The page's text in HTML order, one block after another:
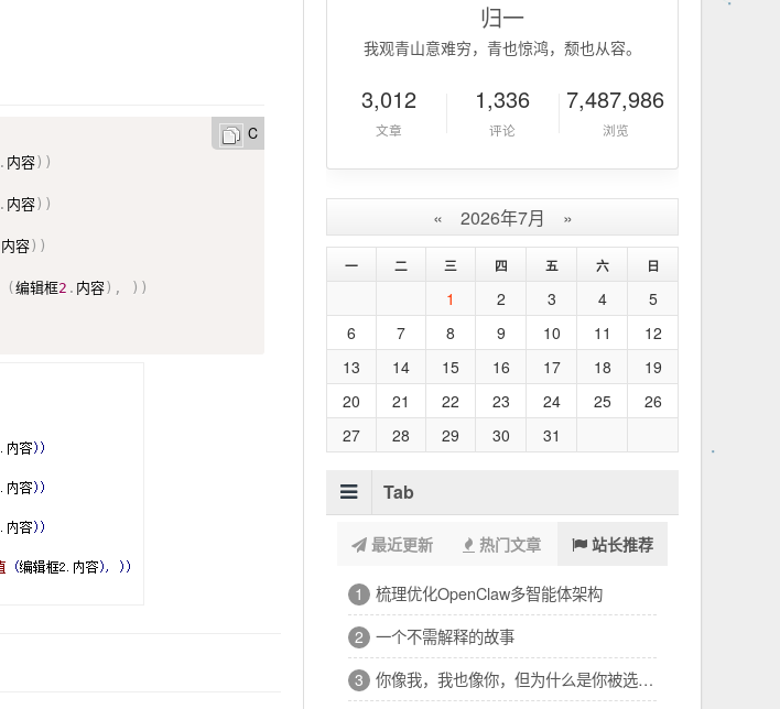
C
. 内容 ) )
. 内容 ) )
内容 ) )
(编辑框2 . 内容 ) , ) )
归一
我观青山意难穷，青也惊鸿，颓也从容。
3,012
文章
1,336
评论
7,487,986
浏览
« 2026年7月 »
一 二 三 四 五 六 日
1 2 3 4
5
6
7 8 9 10 11
12
13
14 15 16 17 18
19
20
21 22 23 24 25
26
27
28 29 30 31
Tab
最近更新 热门文章 站长推荐
1 浑浑噩噩一整天，签了个十万的工程
2 32岁的深夜，有点惶恐
3 修车、装盖板、忙到深夜的琐碎一天